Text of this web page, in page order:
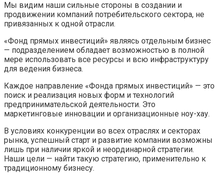
Мы видим наши сильные стороны в создании и
продвижении компаний потребительского сектора, не
привязанных к одной отрасли.
«Фонд прямых инвестиций» являясь отдельным бизнес
— подразделением обладает возможностью в полной
мере использовать все ресурсы и всю инфраструктуру
для ведения бизнеса.
Каждое направление «Фонда прямых инвестиций» — это
поиск и реализация новых форм и технологий
предпринимательской деятельности. Это
маркетинговые инновации и организационные ноу-хау.
В условиях конкуренции во всех отраслях и секторах
рынка, успешный старт и развитие компании возможны
лишь при наличии яркой и неординарной стратегии.
Наши цели — найти такую стратегию, применительно к
традиционному бизнесу.